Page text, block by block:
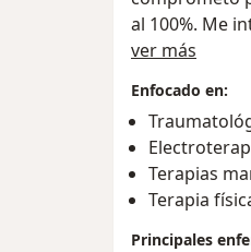
al 100%. Me
comprenderlo.
marcha, etc.
DRYNSTIM
Los valores
empatía,
¡Me
ver más
Enfocado en:
Terapias
Terapia
Principales